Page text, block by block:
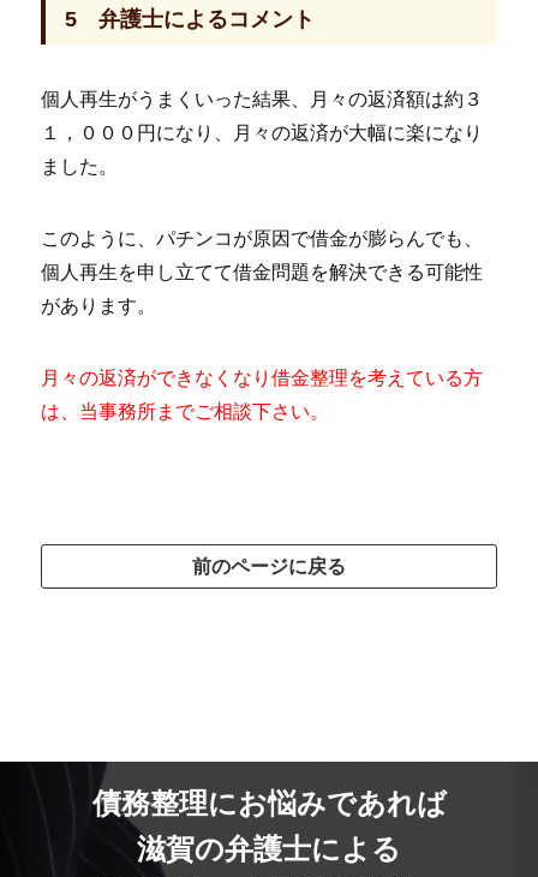
5 弁護士によるコメント
個人再生がうまくいった結果、月々の返済額は約３
１，０００円になり、月々の返済が大幅に楽になり
ました。
このように、パチンコが原因で借金が膨らんでも、
個人再生を申し立てて借金問題を解決できる可能性
があります。
月々の返済ができなくなり借金整理を考えている方
は、当事務所までご相談下さい。
前のページに戻る
債務整理にお悩みであれば
滋賀の弁護士による